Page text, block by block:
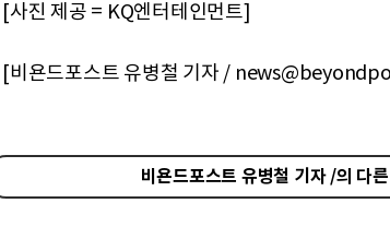
[사진 제공 = KQ엔터테인먼트]
[비욘드포스트 유병철 기자 /
비욘드포스트 유병철 기자 /의 다